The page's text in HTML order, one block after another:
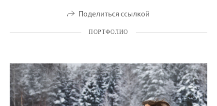
Поделиться ссылкой
ПОРТФОЛИО